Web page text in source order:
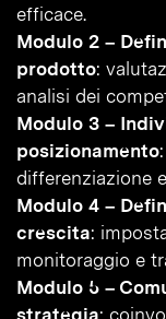
efficace.
Modulo 2 –
prodotto:
analisi dei
Modulo 3 –
posizionamento
differenziazione
Modulo 4 –
crescita:
monitoraggio e
Modulo 5 –